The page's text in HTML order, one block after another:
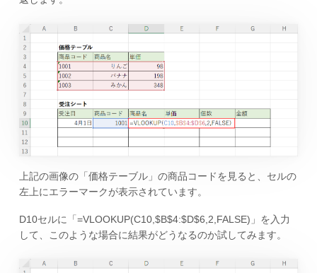
上記の画像の「価格テーブル」の商品コードを見ると、セルの
左上にエラーマークが表示されています。
D10セルに「=VLOOKUP(C10,$B$4:$D$6,2,FALSE)」を入力
して、このような場合に結果がどうなるのか試してみます。